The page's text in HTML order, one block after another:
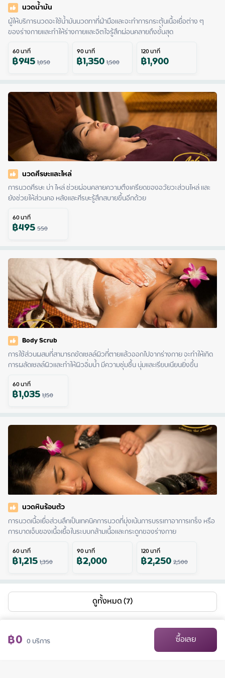
นวดน้ำมัน
ผู้ให้บริการนวดจะใช้น้ำมันนวดทาที่ฝ่ามือและจะทำการกระตุ้นเนื้อเยื่อต่าง ๆ
ของร่างกายและทำให้ร่างกายและจิตใจรู้สึกผ่อนคลายถึงขั้นสุด
60นาที
฿9451,050
90นาที
฿1,3501,500
120นาที
฿1,900
นวดศีรษะและไหล่
การนวดศีรษะ บ่า ไหล่ ช่วยผ่อนคลายความตึงเครียดของอวัยวะส่วนไหล่ และ
ยังช่วยให้ส่วนคอ หลังและศีรษะรู้สึกสบายขึ้นอีกด้วย
60นาที
฿495550
Body Scrub
การใช้ส่วนผสมที่สามารถขัดเซลล์ผิวที่ตายแล้วออกไปจากร่างกาย จะทำให้เกิด
การผลัดเซลล์ผิวและทำให้ผิวอิ่มน้ำ มีความชุ่มชื้น นุ่มและเรียบเนียนยิ่งขึ้น
60นาที
฿1,0351,150
นวดหินร้อนตัว
การนวดเนื้อเยื่อส่วนลึกเป็นเทคนิคการนวดที่มุ่งเน้นการบรรเทาอาการเกร็ง หรือ
การบาดเจ็บของเนื้อเยื้อในระบบกล้ามเนื้อและกระดูกของร่างกาย
60นาที
฿1,2151,350
90นาที
฿2,000 120นาที
฿2,2502,500
ดูทั้งหมด (7)
฿0 0บริการ ซื้อเลย